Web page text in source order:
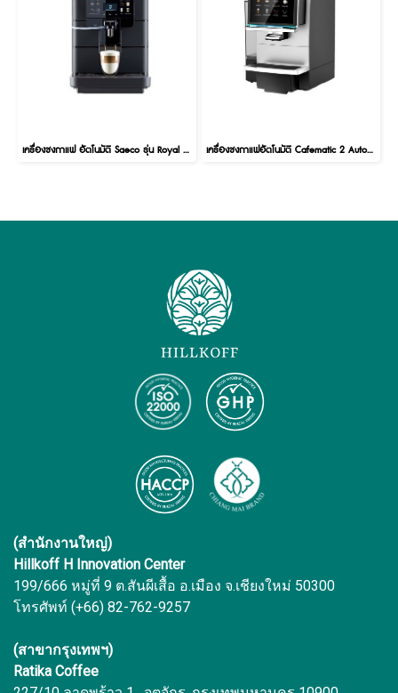
เครื่องชงกาแฟ อัตโนมัติ Saeco รุ่น Royal OTC (Black) เครื่องชงกาแฟอัตโนมัติ Cafematic 2 Automatic Machine
(สำนักงานใหญ่)
Hillkoff H Innovation Center
199/666 หมู่ที่ 9 ต.สันผีเสื้อ อ.เมือง จ.เชียงใหม่ 50300
โทรศัพท์ (+66) 82-762-9257
(สาขากรุงเทพฯ)
Ratika Coffee